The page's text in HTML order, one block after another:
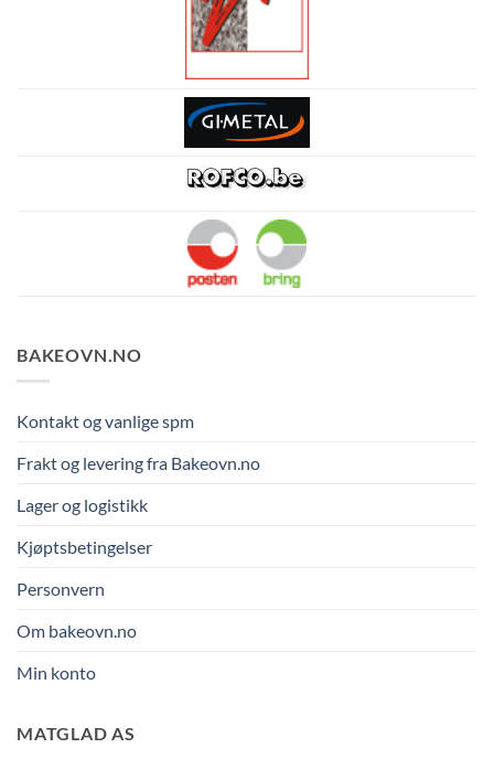
BAKEOVN.NO
Kontakt og vanlige spm
Frakt og levering fra Bakeovn.no
Lager og logistikk
Kjøptsbetingelser
Personvern
Om bakeovn.no
Min konto
MATGLAD AS